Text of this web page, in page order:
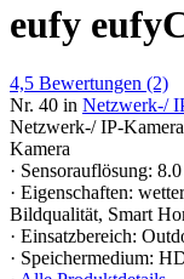
eufy
4,5 Bewertungen (2)
Nr. 40 in Netzwerk-/
Netzwerk-/ IP-
Kamera
· Sensorauflösung:
· Eigenschaften:
Bildqualität, Smart
· Einsatzbereich:
· Speichermedium: